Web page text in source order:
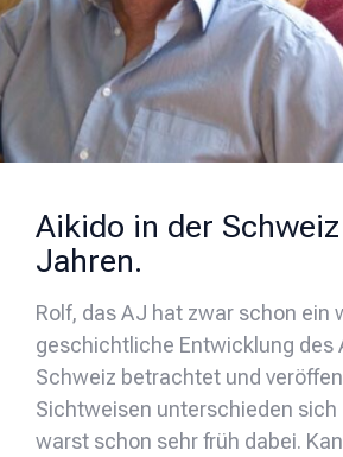
Aikido in der
Jahren.
Rolf, das AJ hat zwar schon ein
geschichtliche Entwicklung des
Schweiz betrachtet und
Sichtweisen unterschieden sich
warst schon sehr früh dabei.